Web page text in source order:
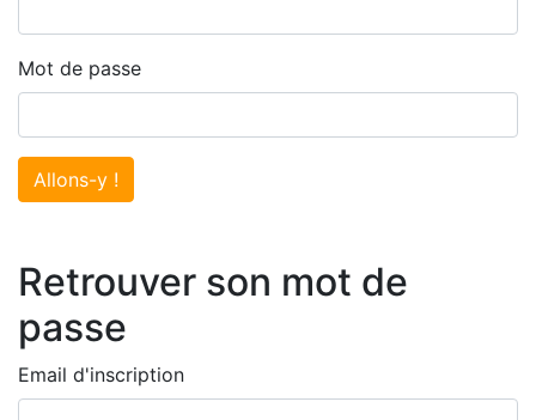
Mot de passe
Allons-y !
Retrouver son mot de
passe
Email d'inscription